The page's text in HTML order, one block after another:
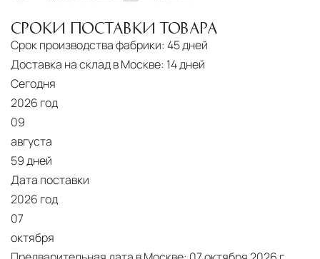
при наличии свободных логистических
ресурсов.
Управление логистикой и контроль
качества
реального времени через систему GPS-
мониторинга. Наша команда логистических
специалистов с опытом работы в
международной доставке обеспечивает
температурного режима и защиту от
механических повреждений на всех этапах
СРОКИ ПОСТАВКИ ТОВАРА
Срок производства фабрики: 45 дней
Доставка на склад в Москве: 14 дней
Сегодня
2026 год
09
августа
59 дней
Дата поставки
2026 год
07
октября